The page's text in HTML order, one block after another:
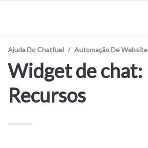
Ajuda Do Chatfuel / Automação De Website
Widget de chat:
Recursos